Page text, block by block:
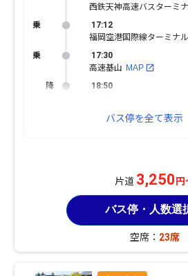
西鉄天神高速バスターミ
17:12
福岡空港国際線ターミナル
17:30
高速基山 MAP
18:50
バス停を全て表示
片道 3,250円
バス停・人数選
空席： 23席